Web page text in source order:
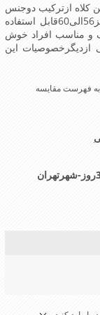
کلاه ازترکیب دوجنس
کتان(پنبه)وپلیستراست که با بندگیرپشت کلاه ازسایز56الی60قابل استفاده
و مناسب افراد خوش
این
به فهرست مقایسه
به واسته-پست پیشتاز2الی4روز-تیپاکس2الی3روز-شهرتهران